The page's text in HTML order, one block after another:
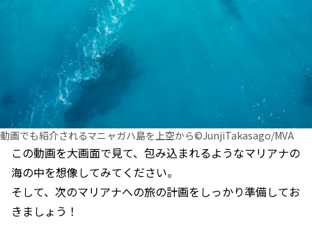
動画でも紹介されるマニャガハ島を上空から©JunjiTakasago/MVA
この動画を大画面で見て、包み込まれるようなマリアナの
海の中を想像してみてください。
そして、次のマリアナへの旅の計画をしっかり準備してお
きましょう！